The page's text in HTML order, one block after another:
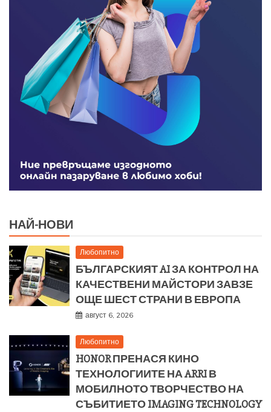
НАЙ-НОВИ
Любопитно
БЪЛГАРСКИЯТ AI ЗА КОНТРОЛ НА
КАЧЕСТВЕНИ МАЙСТОРИ ЗАВЗЕ
ОЩЕ ШЕСТ СТРАНИ В ЕВРОПА
август 6, 2026
Любопитно
HONOR ПРЕНАСЯ КИНО
ТЕХНОЛОГИИТЕ НА ARRI В
МОБИЛНОТО ТВОРЧЕСТВО НА
СЪБИТИЕТО IMAGING TECHNOLOGY